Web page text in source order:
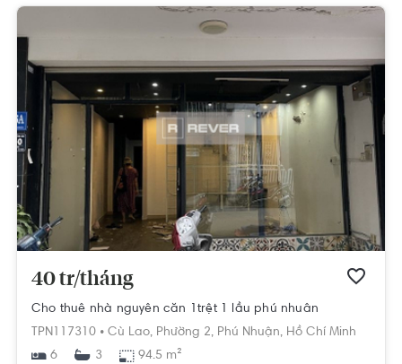
40 tr/tháng
Cho thuê nhà nguyên căn 1trệt 1 lầu phú nhuân
TPN117310 • Cù Lao, Phường 2, Phú Nhuận, Hồ Chí Minh
6
3 94.5 m²